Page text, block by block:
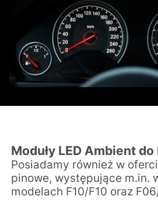
Moduły LED Ambient do
Posiadamy również w
pinowe, występujące m.in.
modelach F10/F10 oraz